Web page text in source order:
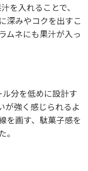
を入れることで、
深みやコクを出すこ
ムネにも果汁が入っ
分を低めに設計す
が強く感じられるよ
を画す、駄菓子感を